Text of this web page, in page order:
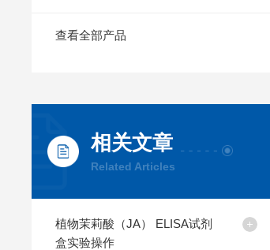
查看全部产品
相关文章
Related Articles
植物茉莉酸（JA） ELISA试剂
盒实验操作